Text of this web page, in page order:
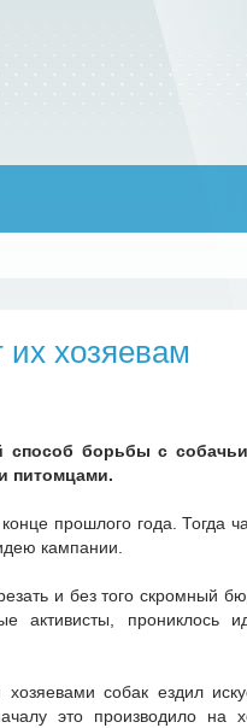
хозяевам
способ борьбы с
питомцами.
прошлого года. Тогда
кампании.
и без того скромный
активисты, прониклось
собак ездил
это производило на